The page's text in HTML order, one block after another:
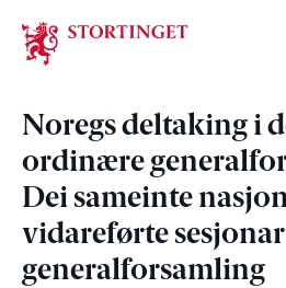
Stortinget.no
Noregs deltaking i
ordinære
Dei sameinte
vidareførte sesjonar
generalforsamling